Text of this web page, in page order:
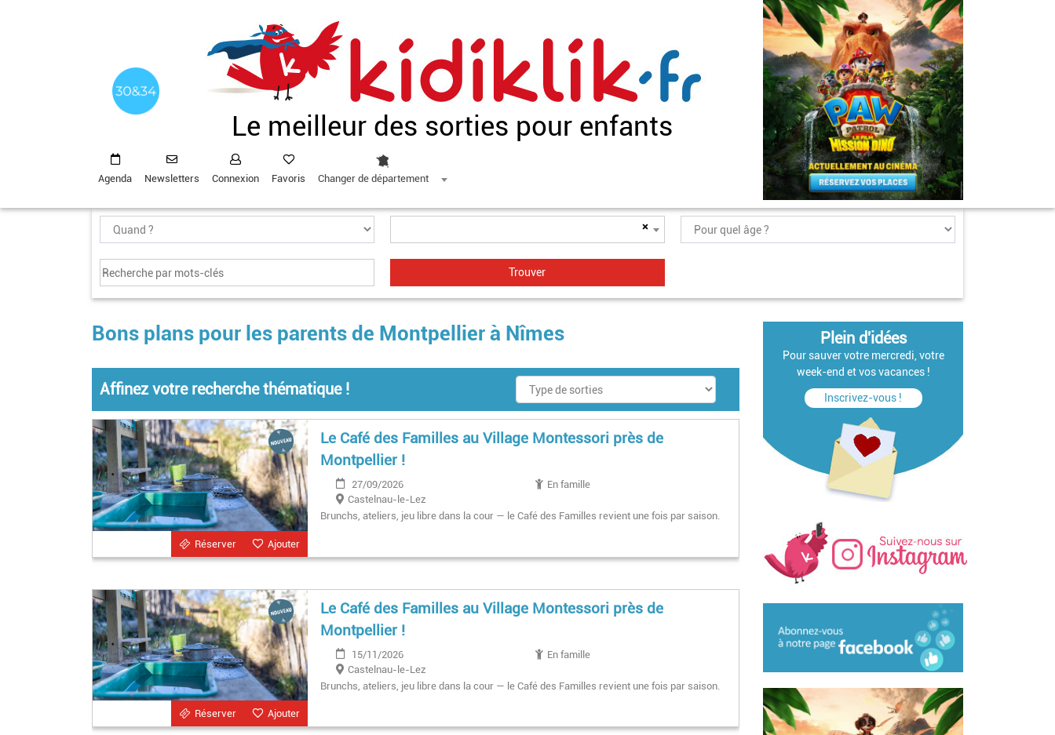
Le meilleur des sorties pour enfants
Agenda Newsletters Connexion Favoris Changer de département
×
Bons plans pour les parents de Montpellier à Nîmes
Affinez votre recherche thématique !
Ajouter
Réserver
Le Café des Familles au Village Montessori près de
Montpellier !
27/09/2026
En famille
Castelnau-le-Lez
Brunchs, ateliers, jeu libre dans la cour — le Café des Familles revient une fois par saison.
Ajouter
Réserver
Le Café des Familles au Village Montessori près de
Montpellier !
15/11/2026
En famille
Castelnau-le-Lez
Brunchs, ateliers, jeu libre dans la cour — le Café des Familles revient une fois par saison.
Plein d'idées
Pour sauver votre mercredi, votre
week-end et vos vacances !
Inscrivez-vous !